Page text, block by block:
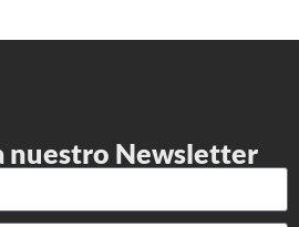
nuestro Newsletter